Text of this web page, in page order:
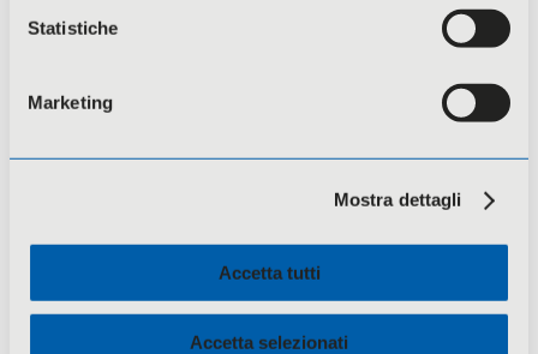
Statistiche
Marketing
Mostra dettagli
Accetta tutti
Accetta selezionati